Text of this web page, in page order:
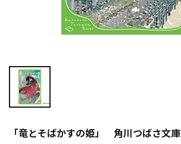
「竜とそばかすの姫」 角川つばさ文庫